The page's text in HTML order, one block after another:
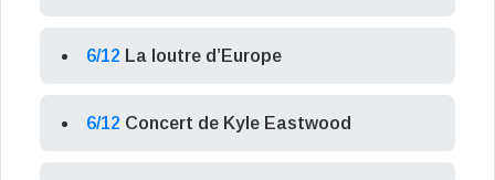
6/12 La loutre d’Europe
6/12 Concert de Kyle Eastwood